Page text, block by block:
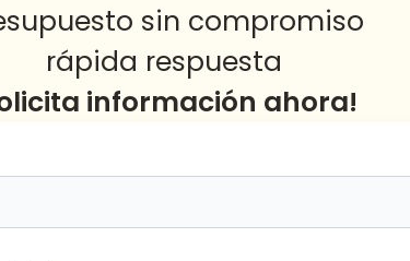
sin compromiso
rápida respuesta
información ahora!